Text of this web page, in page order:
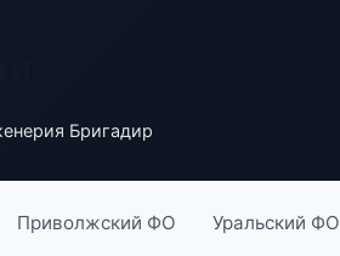
Бригадир
Приволжский ФО Уральский ФО